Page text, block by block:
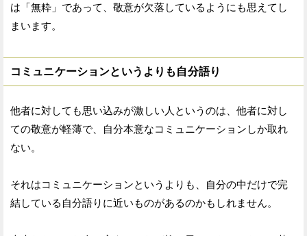
は「無粋」であって、敬意が欠落しているようにも思えてし
まいます。
コミュニケーションというよりも自分語り
他者に対しても思い込みが激しい人というのは、他者に対し
ての敬意が軽薄で、自分本意なコミュニケーションしか取れ
ない。
それはコミュニケーションというよりも、自分の中だけで完
結している自分語りに近いものがあるのかもしれません。